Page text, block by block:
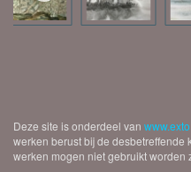
Deze site is onderdeel van
werken berust bij de
werken mogen niet gebruikt worden